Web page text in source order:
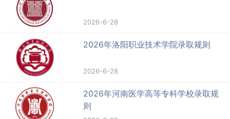
2026-6-28
2026年洛阳职业技术学院录取规则
2026-6-28
2026年河南医学高等专科学校录取规
则